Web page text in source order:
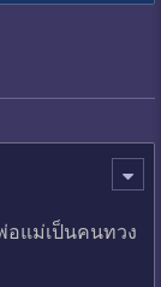
อแม่เป็นคนทวง